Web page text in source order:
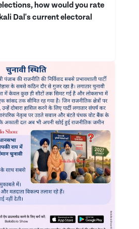
how would you rate
Dal's current electoral